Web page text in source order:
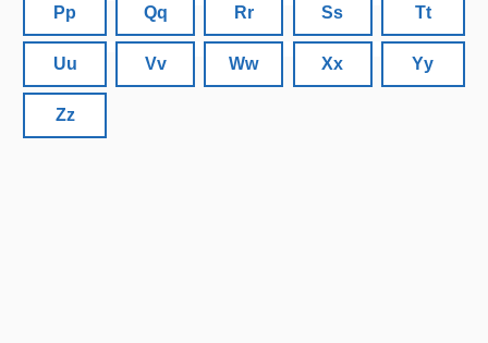
Pp Qq Rr Ss Tt
Uu Vv Ww Xx Yy
Zz